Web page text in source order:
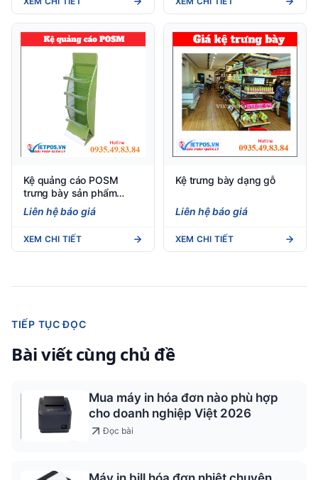
Kệ quảng cáo POSM
trưng bày sản phẩm
khuyến mãi
Liên hệ báo giá
XEM CHI TIẾT
Kệ trưng bày dạng gỗ
Liên hệ báo giá
XEM CHI TIẾT
TIẾP TỤC ĐỌC
Bài viết cùng chủ đề
Mua máy in hóa đơn nào phù hợp
cho doanh nghiệp Việt 2026
Đọc bài